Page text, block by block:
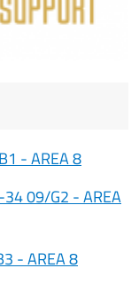
- AREA 8
34 09/G2 - AREA
- AREA 8